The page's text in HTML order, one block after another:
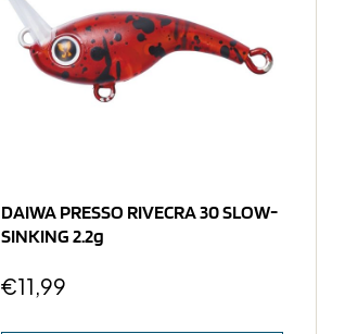
DAIWA PRESSO RIVECRA 30 SLOW-
SINKING 2.2g
€11,99